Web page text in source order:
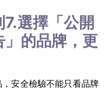
選擇「公開
的品牌，更
安全檢驗不能只看品牌